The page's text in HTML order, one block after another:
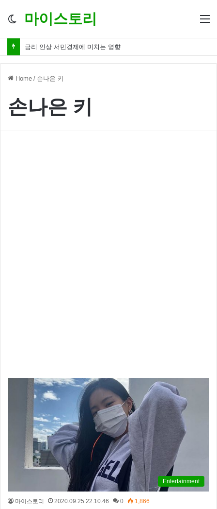
Switch
마이스토리
금리 인상 서민경제에 미치는 영향
Home / 손나은 키
손나은 키
Entertainment
마이스토리 2020.09.25 22:10:46 0 1,866